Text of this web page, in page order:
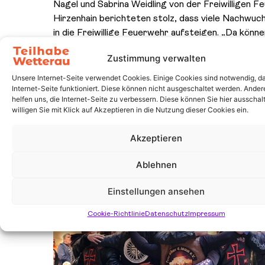
Zustimmung verwalten
Unsere Internet-Seite verwendet Cookies. Einige Cookies sind notwendig,
Internet-Seite funktioniert. Diese können nicht ausgeschaltet werden.
helfen uns, die Internet-Seite zu verbessern. Diese können Sie hier
willigen Sie mit Klick auf Akzeptieren in die Nutzung dieser Cookies ein.
Akzeptieren
Ablehnen
Einstellungen ansehen
Cookie-RichtlinieDatenschutzImpressum
Nagel und Sabrina Weidling von der Freiwilligen
Hirzenhain berichteten stolz, dass viele
in die Freiwillige Feuerwehr aufsteigen. „Da
Spende für deren Ausrüstung gut gebrauchen“,
Angelika Helwig, Leiterin der Kita, möchte die
neu Fachliteratur investieren, die sonst oft zu
Und auch Thomas Schmitter, Bereichsleiter
Bildung bei der Teilhabe Wetterau, hat schon
Wertschätzung für die Angestellten gedacht ist,